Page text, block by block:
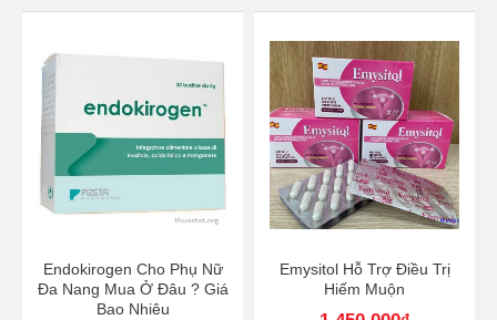
Endokirogen Cho Phụ Nữ
Đa Nang Mua Ở Đâu ? Giá
Bao Nhiêu
Emysitol Hỗ Trợ Điều Trị
Hiếm Muộn